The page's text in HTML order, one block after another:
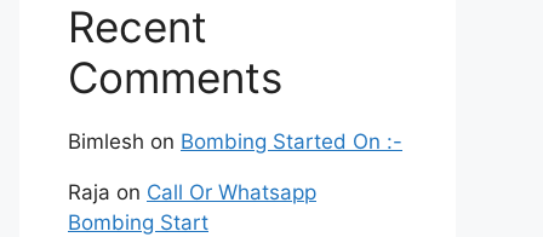
Recent
Comments
Bimlesh on Bombing Started On :-
Raja on Call Or Whatsapp
Bombing Start